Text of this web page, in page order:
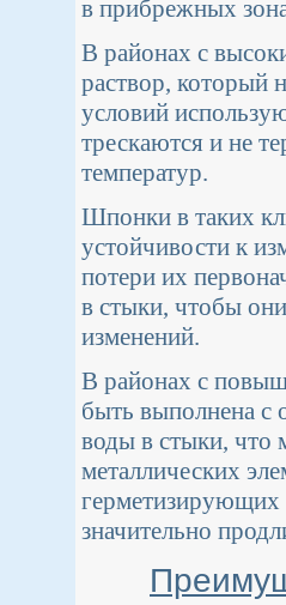
в прибрежных
В районах с
раствор, который
условий
трескаются и не
температур.
Шпонки в таких
устойчивости к
потери их
в стыки, чтобы
изменений.
В районах с
быть выполнена с
воды в стыки, что
металлических
герметизирующих
значительно